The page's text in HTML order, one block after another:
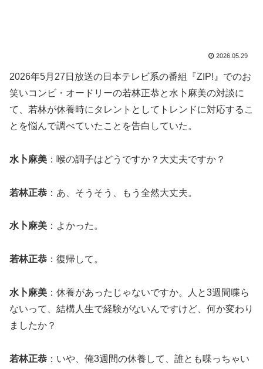
2026.05.29
2026年5月27日放送の日本テレビ系の番組『ZIP!』でのお
笑いコンビ・オードリーの若林正恭と水卜麻美の対談に
て、若林が休養時にタレントとしてトレンドに対応するこ
とを悩んで調べていたことを告白していた。
水卜麻美 ：喉の調子はどうですか？大丈夫ですか？
若林正恭 ：あ、そうそう、もう全然大丈夫。
水卜麻美 ：よかった。
若林正恭 ：復帰して。
水卜麻美 ：休養があったじゃないですか。人と3週間喋ら
ないって、結構人生で経験がないんですけど、何か変わり
ましたか？
若林正恭 ：いや、俺3週間の休養して、誰とも喋っちゃい